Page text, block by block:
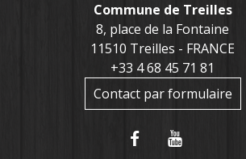
Commune de Treilles
8, place de la Fontaine
11510 Treilles - FRANCE
+33 4 68 45 71 81
Contact par formulaire